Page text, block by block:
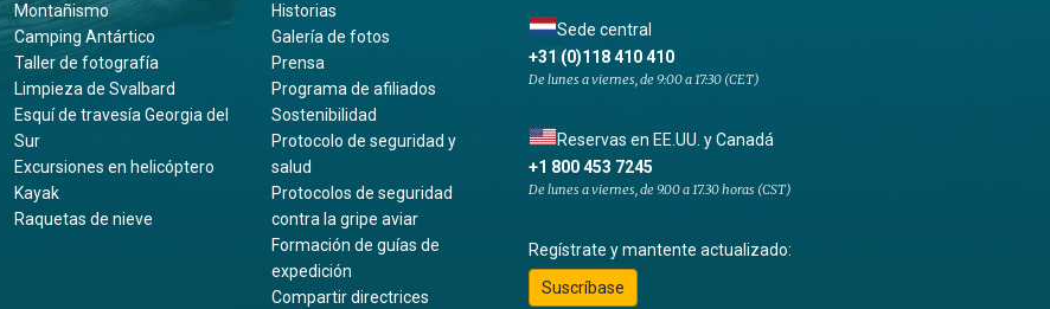
Montañismo
Camping Antártico
Taller de fotografía
Limpieza de Svalbard
Esquí de travesía Georgia del
Sur
Excursiones en helicóptero
Kayak
Raquetas de nieve
Historias
Galería de fotos
Prensa
Programa de afiliados
Sostenibilidad
Protocolo de seguridad y
salud
Protocolos de seguridad
contra la gripe aviar
Formación de guías de
expedición
Compartir directrices
Sede central
+31 (0)118 410 410
De lunes a viernes, de 9:00 a 17:30 (CET)
Reservas en EE.UU. y Canadá
+1 800 453 7245
De lunes a viernes, de 9.00 a 17.30 horas (CST)
Regístrate y mantente actualizado:
Suscríbase